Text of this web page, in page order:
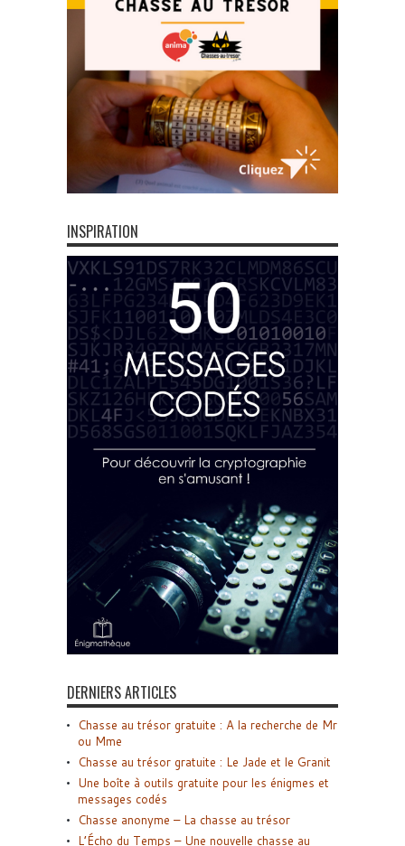
INSPIRATION
DERNIERS ARTICLES
Chasse au trésor gratuite : A la recherche de Mr
ou Mme
Chasse au trésor gratuite : Le Jade et le Granit
Une boîte à outils gratuite pour les énigmes et
messages codés
Chasse anonyme – La chasse au trésor
L’Écho du Temps – Une nouvelle chasse au